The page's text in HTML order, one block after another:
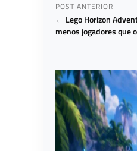
POST ANTERIOR
← Lego Horizon
menos jogadores que